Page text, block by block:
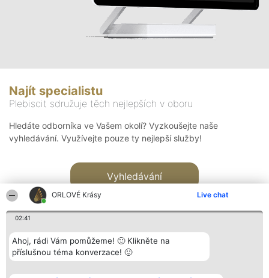
ORLOVÉ Krásy Live chat
02:41
Ahoj, rádi Vám pomůžeme! 🙂 Klikněte na
příslušnou téma konverzace! 🙂
Najít specialistu
Plebiscit sdružuje těch nejlepších v oboru
Hledáte odborníka ve Vašem okolí? Vyzkoušejte naše
vyhledávání. Využívejte pouze ty nejlepší služby!
Vyhledávání
Bright Side Solutions sp. z o. Vítězové Kontakt